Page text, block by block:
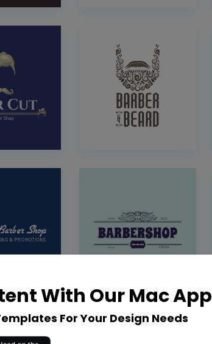
With Our Mac App
For Your Design Needs